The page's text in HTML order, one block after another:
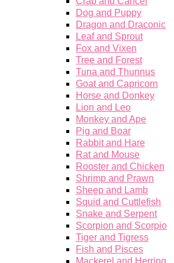
Dog and Puppy
Dragon and Draconic
Leaf and Sprout
Fox and Vixen
Tree and Forest
Tuna and Thunnus
Goat and Capricorn
Horse and Donkey
Lion and Leo
Monkey and Ape
Pig and Boar
Rabbit and Hare
Rat and Mouse
Rooster and Chicken
Shrimp and Prawn
Sheep and Lamb
Squid and Cuttlefish
Snake and Serpent
Scorpion and Scorpio
Tiger and Tigress
Fish and Pisces
Mackerel and Herring